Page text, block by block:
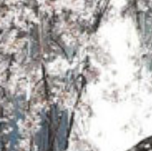
: Attempt to read property "cat_name" on